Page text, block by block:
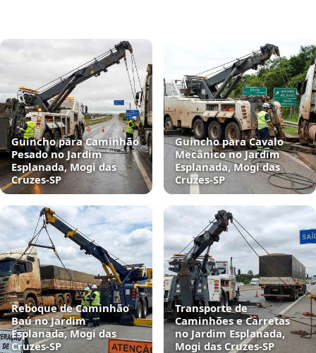
Guincho para Caminhão
Pesado no Jardim
Esplanada, Mogi das
Cruzes‑SP
Guincho para Cavalo
Mecânico no Jardim
Esplanada, Mogi das
Cruzes‑SP
Reboque de Caminhão
Baú no Jardim
Esplanada, Mogi das
Cruzes‑SP
Transporte de
Caminhões e Carretas
no Jardim Esplanada,
Mogi das Cruzes‑SP